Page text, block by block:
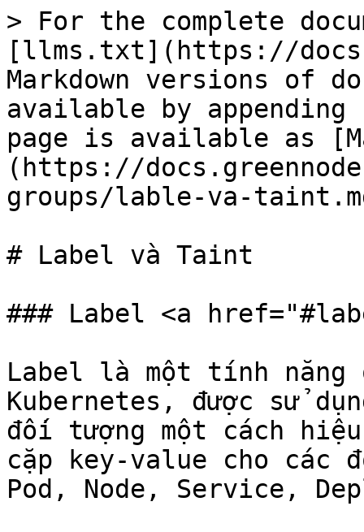
> For the complete
[llms.txt](https://
Markdown versions of
available by
page is available as
(https://
groups/lable-va-
# Label và Taint
### Label <a
Label là một tính năng
Kubernetes, được sử
đối tượng một cách
cặp key-value cho các
Pod, Node, Service,